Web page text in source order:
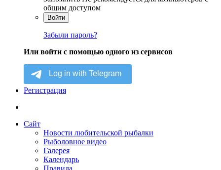
общим доступом
Войти
Забыли пароль?
Или войти с помощью одного из сервисов
Регистрация
Сайт
Новости любительской рыбалки
Рыболовное видео
Галерея
Календарь
Правила